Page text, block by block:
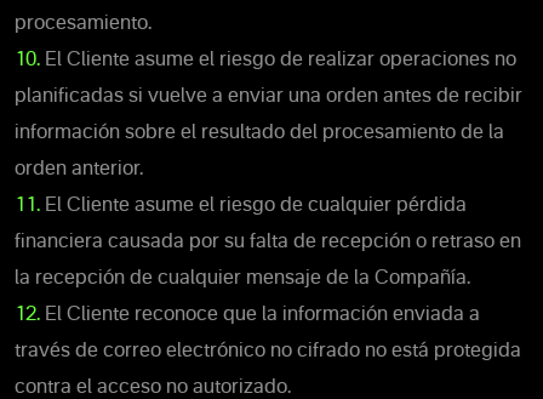
procesamiento.
10. El Cliente asume el riesgo de realizar operaciones no
planificadas si vuelve a enviar una orden antes de recibir
información sobre el resultado del procesamiento de la
orden anterior.
11. El Cliente asume el riesgo de cualquier pérdida
financiera causada por su falta de recepción o retraso en
la recepción de cualquier mensaje de la Compañía.
12. El Cliente reconoce que la información enviada a
través de correo electrónico no cifrado no está protegida
contra el acceso no autorizado.